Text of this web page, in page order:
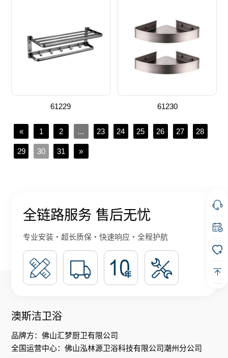
61229 61230
« 1 2 ... 23 24 25 26 27 28
29 30 31 »
全链路服务 售后无忧
专业安装・超长质保・快速响应・全程护航
澳斯洁卫浴
品牌方：佛山汇梦厨卫有限公司
全国运营中心：佛山泓林源卫浴科技有限公司潮州分公司